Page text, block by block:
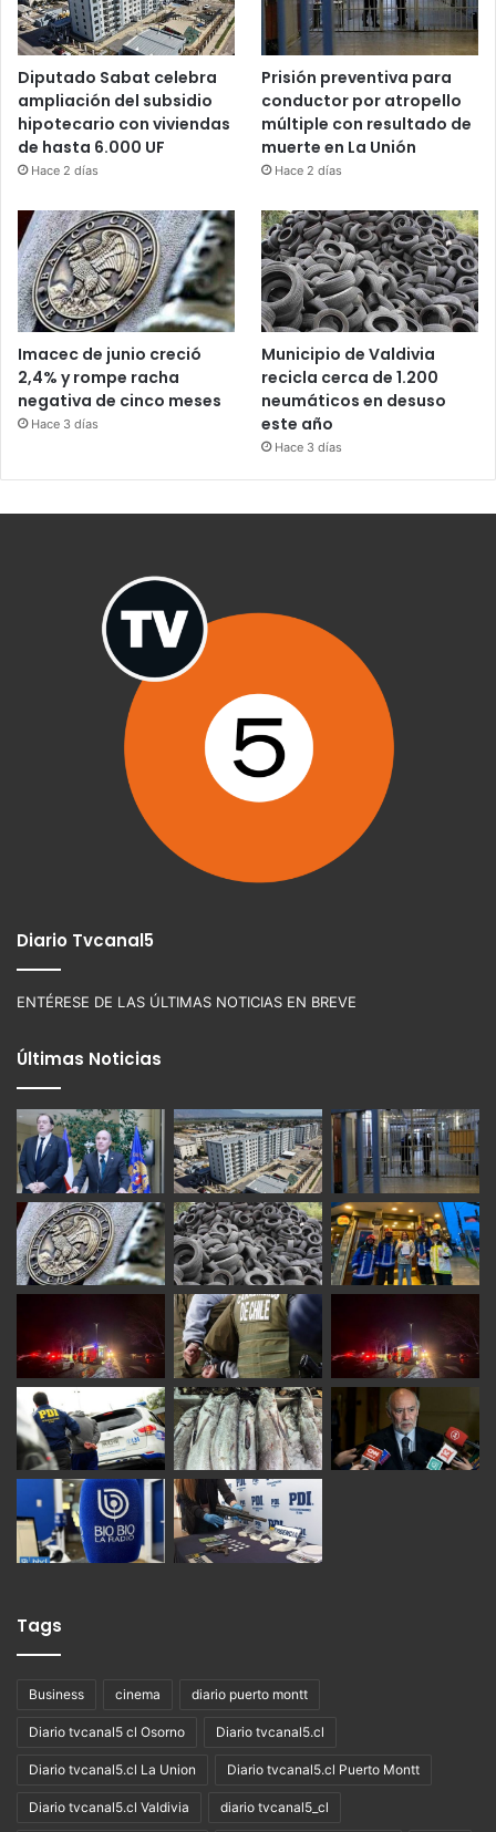
Diputado Sabat celebra
ampliación del subsidio
hipotecario con viviendas
de hasta 6.000 UF
Hace 2 días
Prisión preventiva para
conductor por atropello
múltiple con resultado de
muerte en La Unión
Hace 2 días
Imacec de junio creció
2,4% y rompe racha
negativa de cinco meses
Hace 3 días
Municipio de Valdivia
recicla cerca de 1.200
neumáticos en desuso
este año
Hace 3 días
Diario Tvcanal5
ENTÉRESE DE LAS ÚLTIMAS NOTICIAS EN BREVE
Últimas Noticias
Tags
Business cinema diario puerto montt
Diario tvcanal5 cl Osorno Diario tvcanal5.cl
Diario tvcanal5.cl La Union Diario tvcanal5.cl Puerto Montt
Diario tvcanal5.cl Valdivia diario tvcanal5_cl